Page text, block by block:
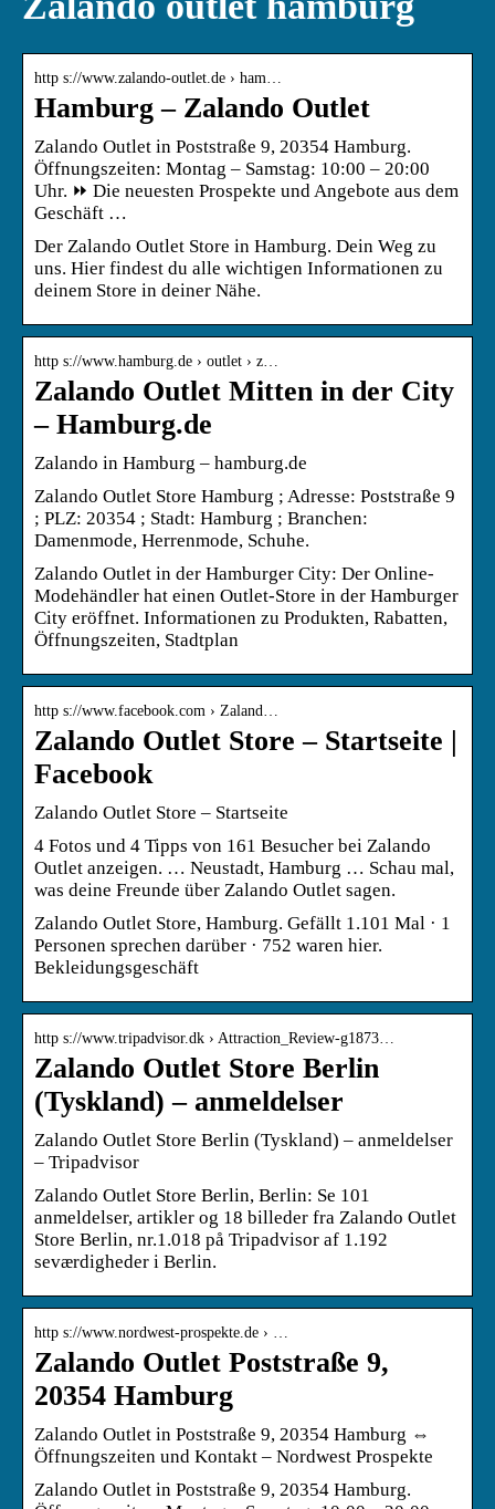
http s://www.zalando-outlet.de › ham…
Hamburg – Zalando Outlet
Zalando Outlet in Poststraße 9, 20354 Hamburg.
Öffnungszeiten: Montag – Samstag: 10:00 – 20:00
Uhr. ⏩ Die neuesten Prospekte und Angebote aus dem
Geschäft …
Der Zalando Outlet Store in Hamburg. Dein Weg zu
uns. Hier findest du alle wichtigen Informationen zu
deinem Store in deiner Nähe.
http s://www.hamburg.de › outlet › z…
Zalando Outlet Mitten in der City
– Hamburg.de
Zalando in Hamburg – hamburg.de
Zalando Outlet Store Hamburg ; Adresse: Poststraße 9
; PLZ: 20354 ; Stadt: Hamburg ; Branchen:
Damenmode, Herrenmode, Schuhe.
Zalando Outlet in der Hamburger City: Der Online-
Modehändler hat einen Outlet-Store in der Hamburger
City eröffnet. Informationen zu Produkten, Rabatten,
Öffnungszeiten, Stadtplan
http s://www.facebook.com › Zaland…
Zalando Outlet Store – Startseite |
Facebook
Zalando Outlet Store – Startseite
4 Fotos und 4 Tipps von 161 Besucher bei Zalando
Outlet anzeigen. … Neustadt, Hamburg … Schau mal,
was deine Freunde über Zalando Outlet sagen.
Zalando Outlet Store, Hamburg. Gefällt 1.101 Mal · 1
Personen sprechen darüber · 752 waren hier.
Bekleidungsgeschäft
http s://www.tripadvisor.dk › Attraction_Review-g1873…
Zalando Outlet Store Berlin
(Tyskland) – anmeldelser
Zalando Outlet Store Berlin (Tyskland) – anmeldelser
– Tripadvisor
Zalando Outlet Store Berlin, Berlin: Se 101
anmeldelser, artikler og 18 billeder fra Zalando Outlet
Store Berlin, nr.1.018 på Tripadvisor af 1.192
seværdigheder i Berlin.
http s://www.nordwest-prospekte.de › …
Zalando Outlet Poststraße 9,
20354 Hamburg
Zalando Outlet in Poststraße 9, 20354 Hamburg ⇔
Öffnungszeiten und Kontakt – Nordwest Prospekte
Zalando Outlet in Poststraße 9, 20354 Hamburg.